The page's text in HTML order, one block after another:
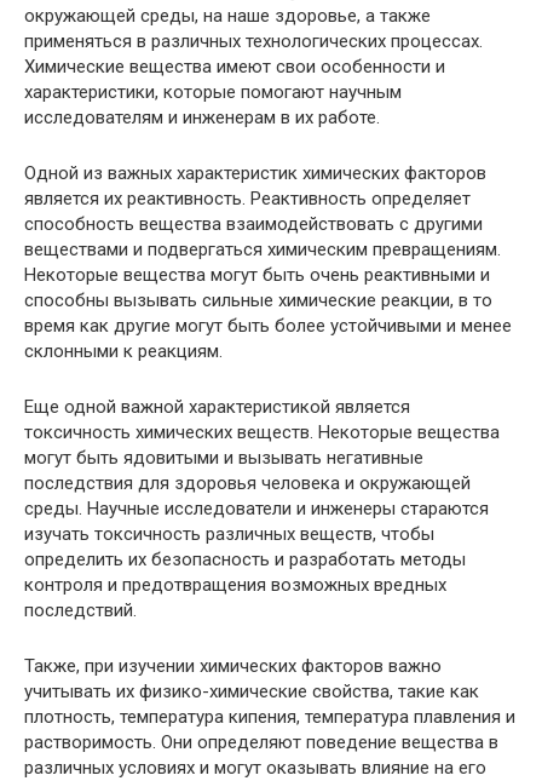
окружающей среды, на наше здоровье, а также
применяться в различных технологических процессах.
Химические вещества имеют свои особенности и
характеристики, которые помогают научным
исследователям и инженерам в их работе.
Одной из важных характеристик химических факторов
является их реактивность. Реактивность определяет
способность вещества взаимодействовать с другими
веществами и подвергаться химическим превращениям.
Некоторые вещества могут быть очень реактивными и
способны вызывать сильные химические реакции, в то
время как другие могут быть более устойчивыми и менее
склонными к реакциям.
Еще одной важной характеристикой является
токсичность химических веществ. Некоторые вещества
могут быть ядовитыми и вызывать негативные
последствия для здоровья человека и окружающей
среды. Научные исследователи и инженеры стараются
изучать токсичность различных веществ, чтобы
определить их безопасность и разработать методы
контроля и предотвращения возможных вредных
последствий.
Также, при изучении химических факторов важно
учитывать их физико-химические свойства, такие как
плотность, температура кипения, температура плавления и
растворимость. Они определяют поведение вещества в
различных условиях и могут оказывать влияние на его